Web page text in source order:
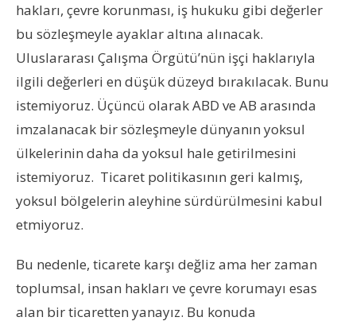
hakları, çevre korunması, iş hukuku gibi değerler
bu sözleşmeyle ayaklar altına alınacak.
Uluslararası Çalışma Örgütü’nün işçi haklarıyla
ilgili değerleri en düşük düzeyd bırakılacak. Bunu
istemiyoruz. Üçüncü olarak ABD ve AB arasında
imzalanacak bir sözleşmeyle dünyanın yoksul
ülkelerinin daha da yoksul hale getirilmesini
istemiyoruz. Ticaret politikasının geri kalmış,
yoksul bölgelerin aleyhine sürdürülmesini kabul
etmiyoruz.
Bu nedenle, ticarete karşı değliz ama her zaman
toplumsal, insan hakları ve çevre korumayı esas
alan bir ticaretten yanayız. Bu konuda